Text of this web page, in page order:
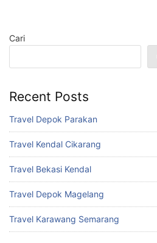
Cari
Recent Posts
Travel Depok Parakan
Travel Kendal Cikarang
Travel Bekasi Kendal
Travel Depok Magelang
Travel Karawang Semarang